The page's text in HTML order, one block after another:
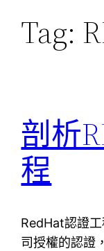
Tag:
剖析
程
RedHat認證
司授權的認證